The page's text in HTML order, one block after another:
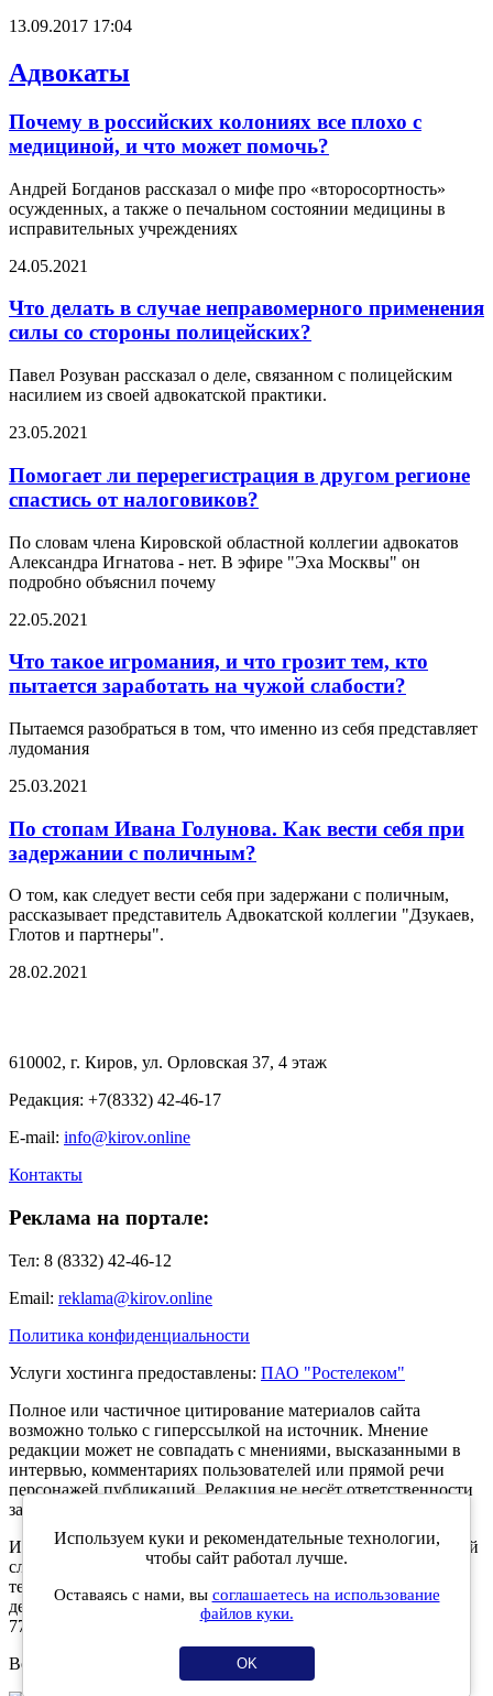
13.09.2017 17:04
Адвокаты
Почему в российских колониях все плохо с
медициной, и что может помочь?
Андрей Богданов рассказал о мифе про «второсортность»
осужденных, а также о печальном состоянии медицины в
исправительных учреждениях
24.05.2021
Что делать в случае неправомерного применения
силы со стороны полицейских?
Павел Розуван рассказал о деле, связанном с полицейским
насилием из своей адвокатской практики.
23.05.2021
Помогает ли перерегистрация в другом регионе
спастись от налоговиков?
По словам члена Кировской областной коллегии адвокатов
Александра Игнатова - нет. В эфире "Эха Москвы" он
подробно объяснил почему
22.05.2021
Что такое игромания, и что грозит тем, кто
пытается заработать на чужой слабости?
Пытаемся разобраться в том, что именно из себя представляет
лудомания
25.03.2021
По стопам Ивана Голунова. Как вести себя при
задержании с поличным?
О том, как следует вести себя при задержани с поличным,
рассказывает представитель Адвокатской коллегии "Дзукаев,
Глотов и партнеры".
28.02.2021
610002, г. Киров, ул. Орловская 37, 4 этаж
Редакция: +7(8332) 42-46-17
E-mail: info@kirov.online
Контакты
Реклама на портале:
Тел: 8 (8332) 42-46-12
Email: reklama@kirov.online
Политика конфиденциальности
Услуги хостинга предоставлены: ПАО "Ростелеком"
Полное или частичное цитирование материалов сайта
возможно только с гиперссылкой на источник. Мнение
редакции может не совпадать с мнениями, высказанными в
интервью, комментариях пользователей или прямой речи
персонажей публикаций. Редакция не несёт ответственности
за текст комментариев читателей.
Интернет-портал Kirov.online зарегистрирован в Федеральной
службе по надзору в сфере связи, информационных
технологий и массовых коммуникаций (Роскомнадзор) 5
декабря 2019 года. Регистрационный номер ЭЛ № ФС 77 -
77189.
Возрастное ограничение 12+
Используем куки и рекомендательные технологии,
чтобы сайт работал лучше.
Оставаясь с нами, вы соглашаетесь на использование
файлов куки.
OK